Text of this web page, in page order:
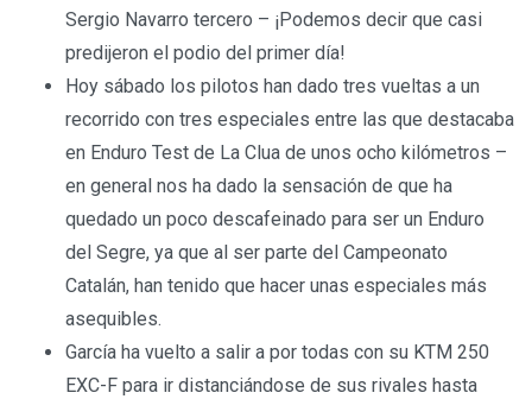
Sergio Navarro tercero – ¡Podemos decir que casi
predijeron el podio del primer día!
Hoy sábado los pilotos han dado tres vueltas a un
recorrido con tres especiales entre las que destacaba
en Enduro Test de La Clua de unos ocho kilómetros –
en general nos ha dado la sensación de que ha
quedado un poco descafeinado para ser un Enduro
del Segre, ya que al ser parte del Campeonato
Catalán, han tenido que hacer unas especiales más
asequibles.
García ha vuelto a salir a por todas con su KTM 250
EXC-F para ir distanciándose de sus rivales hasta